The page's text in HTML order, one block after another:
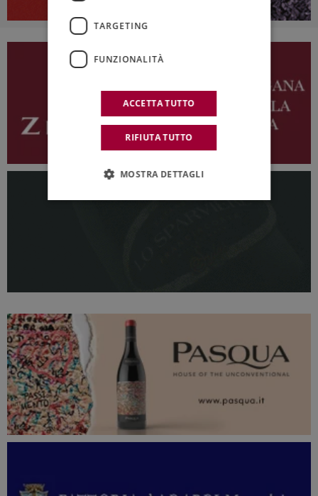
TARGETING
FUNZIONALITÀ
ACCETTA TUTTO
RIFIUTA TUTTO
MOSTRA DETTAGLI